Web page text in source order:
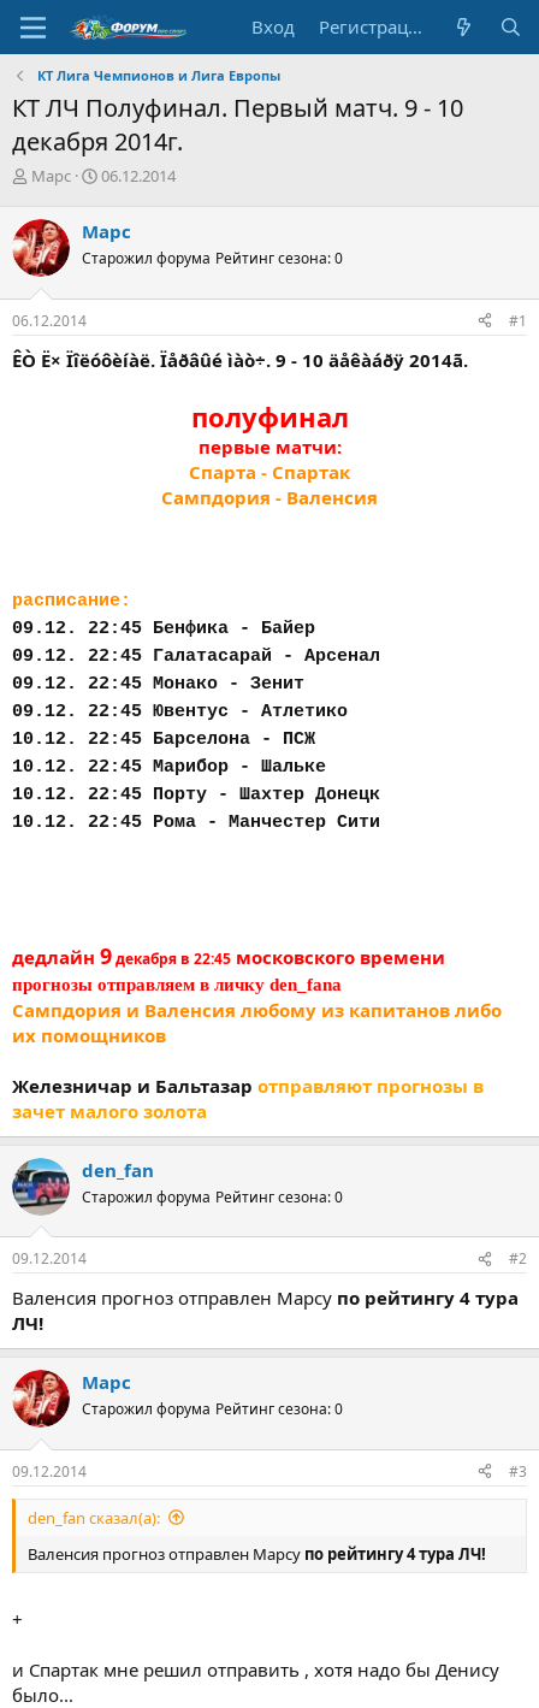
Вход Регистрация
КТ Лига Чемпионов и Лига Европы
КТ ЛЧ Полуфинал. Первый матч. 9 - 10
декабря 2014г.
А
т
о
р
т
е
м
ы
Марс
Д
а
н
ч
л
а
06.12.2014
Марс
Старожил форума Рейтинг сезона: 0
06.12.2014 #1
ÊÒ Ë× Ïîëóôèíàë. Ïåðâûé ìàò÷. 9 - 10 äåêàáðÿ 2014ã.
полуфинал
первые матчи:
Спарта - Спартак
Сампдория - Валенсия
расписание:
09.12. 22:45 Бенфика - Байер
09.12. 22:45 Галатасарай - Арсенал
09.12. 22:45 Монако - Зенит
09.12. 22:45 Ювентус - Атлетико
10.12. 22:45 Барселона - ПСЖ
10.12. 22:45 Марибор - Шальке
10.12. 22:45 Порту - Шахтер Донецк
10.12. 22:45 Рома - Манчестер Сити
дедлайн 9декабря в 22:45 московского времени
прогнозы отправляем в личку den_fana
Сампдория и Валенсия любому из капитанов либо
их помощников
Железничар и Бальтазар отправляют прогнозы в
зачет малого золота
den_fan
Старожил форума Рейтинг сезона: 0
09.12.2014 #2
Валенсия прогноз отправлен Марсу по рейтингу 4 тура
ЛЧ!
Марс
Старожил форума Рейтинг сезона: 0
09.12.2014 #3
den_fan сказал(а):
Валенсия прогноз отправлен Марсу по рейтингу 4 тура ЛЧ!
+
и Спартак мне решил отправить , хотя надо бы Денису
было...